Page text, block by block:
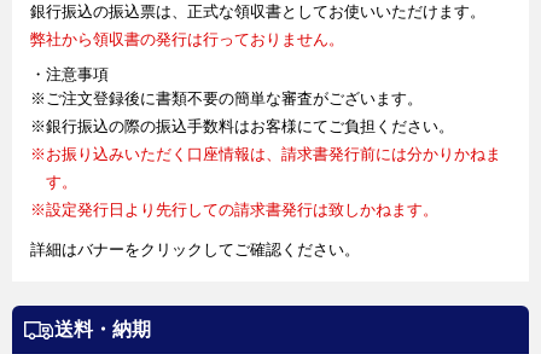
銀行振込の振込票は、正式な領収書としてお使いいただけます。
弊社から領収書の発行は行っておりません。
・注意事項
※ご注文登録後に書類不要の簡単な審査がございます。
※銀行振込の際の振込手数料はお客様にてご負担ください。
※お振り込みいただく口座情報は、請求書発行前には分かりかねま
す。
※設定発行日より先行しての請求書発行は致しかねます。
詳細はバナーをクリックしてご確認ください。
送料・納期